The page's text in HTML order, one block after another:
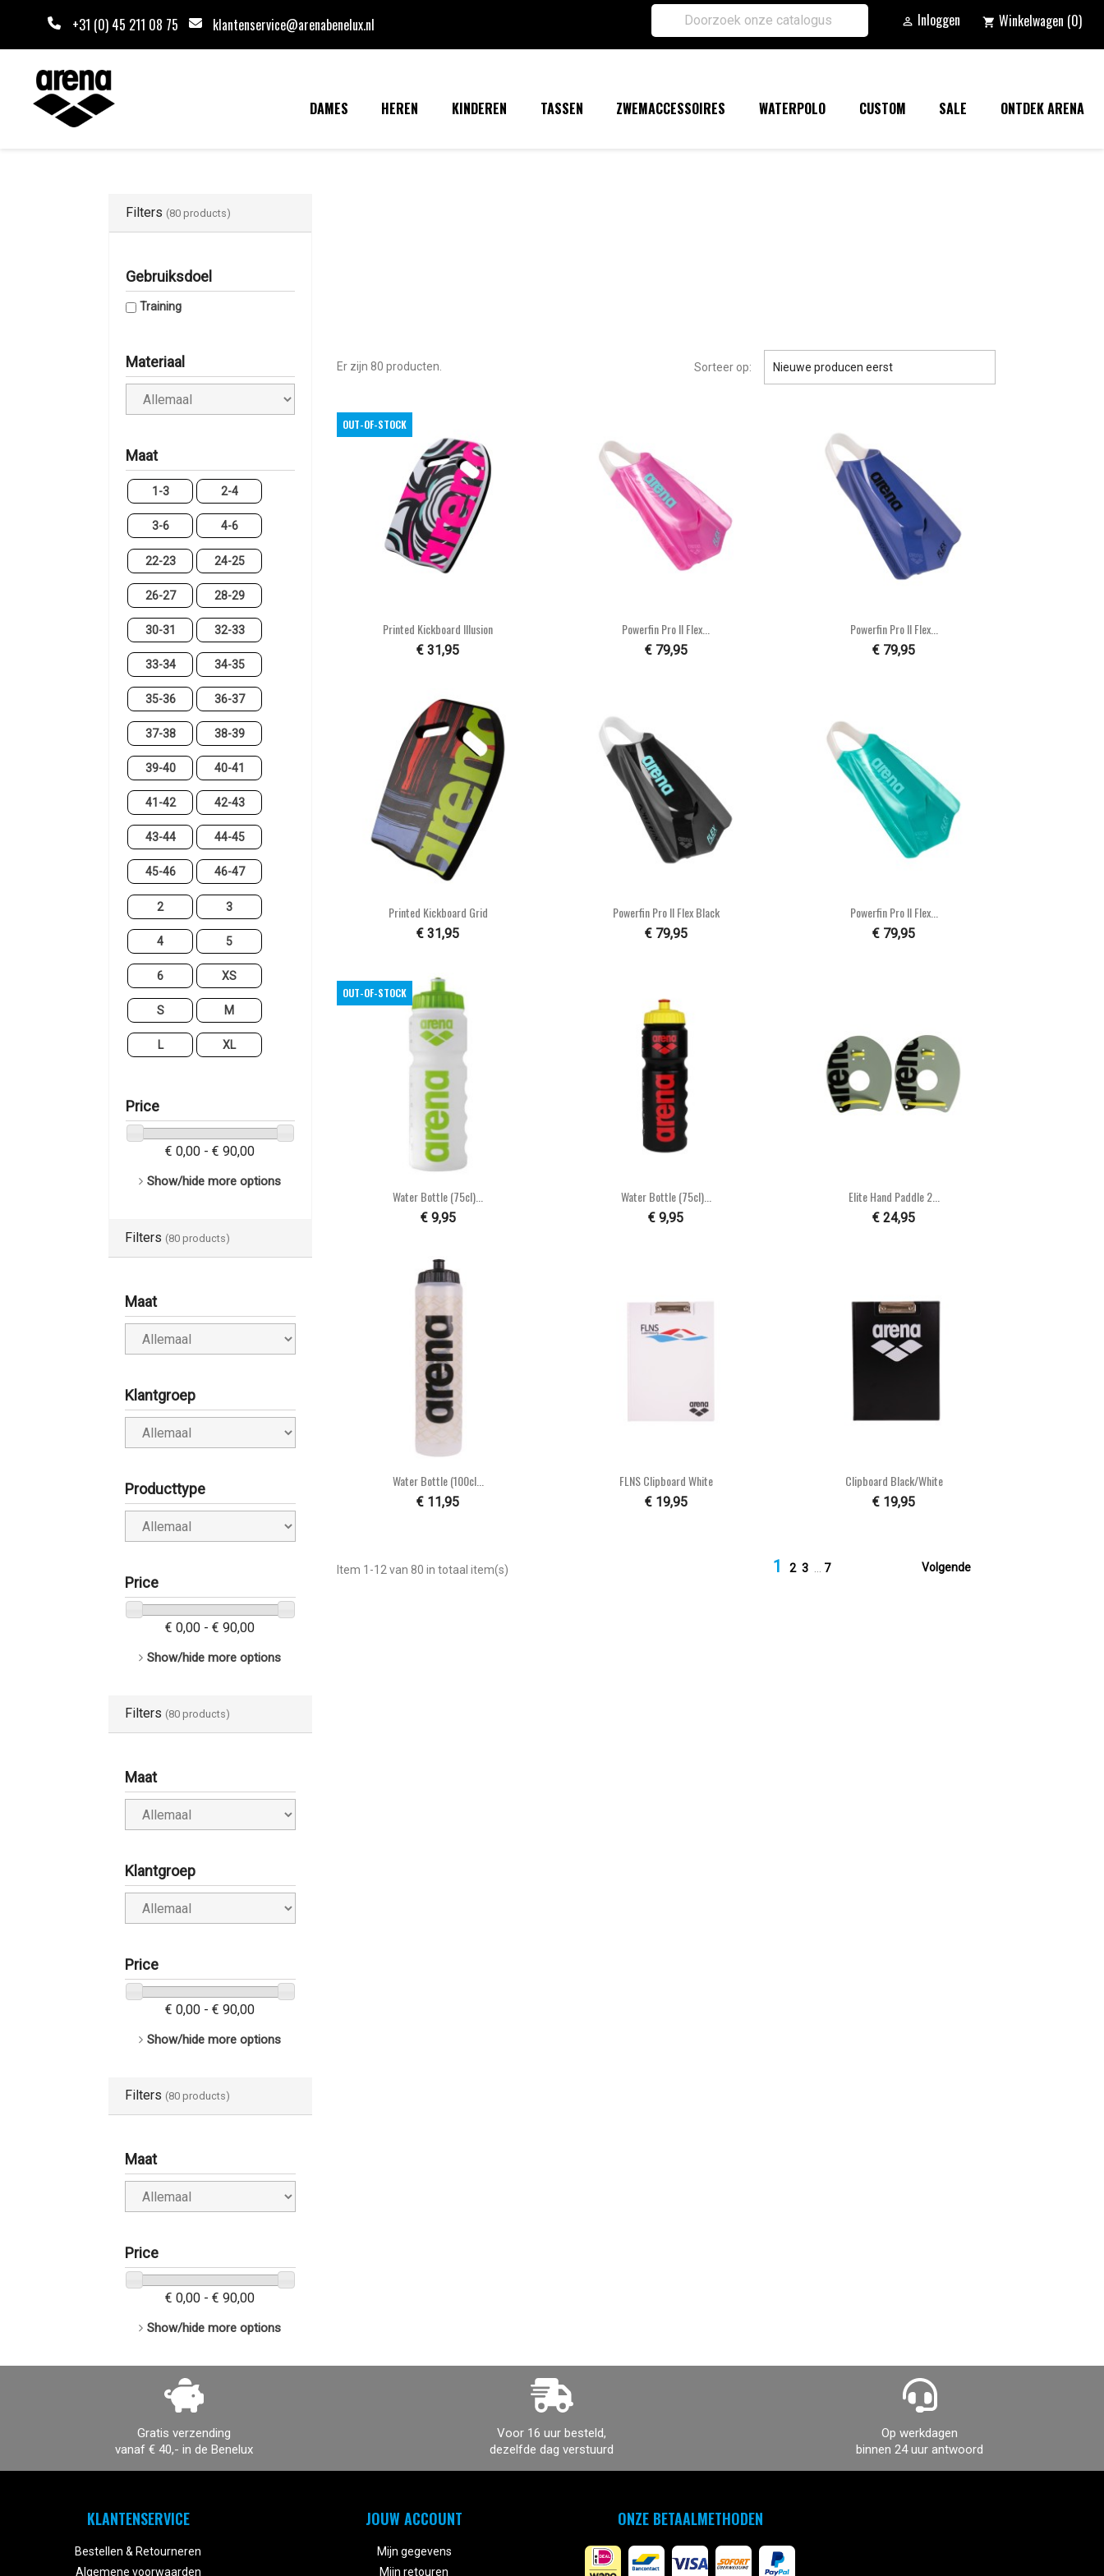
+31 (0) 45 211 08 75 klantenservice@arenabenelux.nl  Inloggen shopping_cart Winkelwagen (0)
DAMES HEREN KINDEREN TASSEN ZWEMACCESSOIRES WATERPOLO CUSTOM SALE ONTDEK ARENA
Filters (80 products)
Gebruiksdoel
Training
Materiaal
Maat
1-3 2-4
3-6 4-6
22-23 24-25
26-27 28-29
30-31 32-33
33-34 34-35
35-36 36-37
37-38 38-39
39-40 40-41
41-42 42-43
43-44 44-45
45-46 46-47
2 3
4 5
6 XS
S M
L XL
Price
€ 0,00 - € 90,00
Show/hide more options
Filters (80 products)
Maat
Klantgroep
Producttype
Price
€ 0,00 - € 90,00
Show/hide more options
Filters (80 products)
Maat
Klantgroep
Price
€ 0,00 - € 90,00
Show/hide more options
Filters (80 products)
Maat
Price
€ 0,00 - € 90,00
Show/hide more options
Er zijn 80 producten. Sorteer op: Nieuwe producen eerst
Snel bekijken
Printed Kickboard Illusion
€ 31,95
OUT-OF-STOCK
Snel bekijken
Powerfin Pro II Flex...
€ 79,95
Snel bekijken
Powerfin Pro II Flex...
€ 79,95
Snel bekijken
Printed Kickboard Grid
€ 31,95
Snel bekijken
Powerfin Pro II Flex Black
€ 79,95
Snel bekijken
Powerfin Pro II Flex...
€ 79,95
Snel bekijken
Water Bottle (75cl)...
€ 9,95
OUT-OF-STOCK
Snel bekijken
Water Bottle (75cl)...
€ 9,95
Snel bekijken
Elite Hand Paddle 2...
€ 24,95
Snel bekijken
Water Bottle (100cl...
€ 11,95
Snel bekijken
FLNS Clipboard White
€ 19,95
Snel bekijken
Clipboard Black/white
€ 19,95
Item 1-12 van 80 in totaal item(s) 1 2 3 … 7 Volgende
Gratis verzending
vanaf € 40,- in de Benelux
Voor 16 uur besteld,
dezelfde dag verstuurd
Op werkdagen
binnen 24 uur antwoord
KLANTENSERVICE
Bestellen & Retourneren
Algemene voorwaarden
JOUW ACCOUNT
Mijn gegevens
Mijn retouren
ONZE BETAALMETHODEN